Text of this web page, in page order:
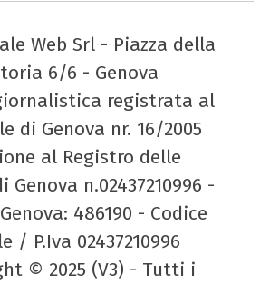
Web Srl - Piazza della
6/6 - Genova
registrata al
di Genova nr. 16/2005
al Registro delle
Genova n.02437210996 -
486190 - Codice
/ P.Iva 02437210996
© 2025 (V3) - Tutti i